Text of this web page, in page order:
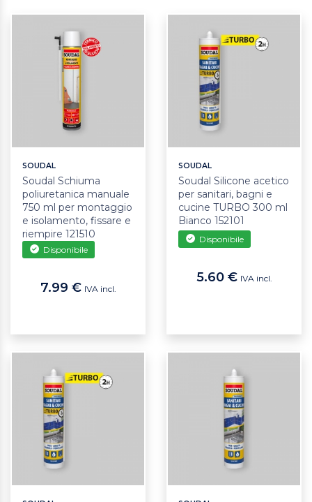
SOUDAL
Soudal Schiuma
poliuretanica manuale
750 ml per montaggio
e isolamento, fissare e
riempire 121510
Disponibile
7.99 € IVA incl.
SOUDAL
Soudal Silicone acetico
per sanitari, bagni e
cucine TURBO 300 ml
Bianco 152101
Disponibile
5.60 € IVA incl.